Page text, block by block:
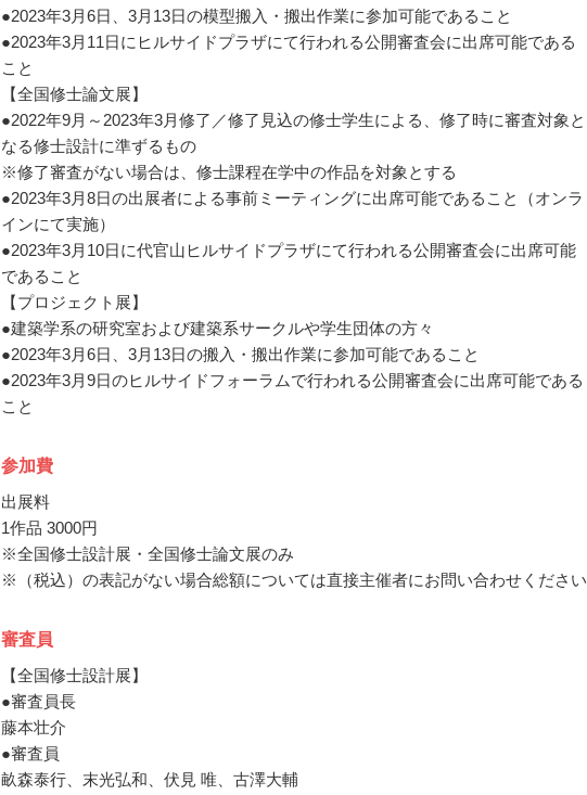
●2023年3月6日、3月13日の模型搬入・搬出作業に参加可能であること
●2023年3月11日にヒルサイドプラザにて行われる公開審査会に出席可能である
こと
【全国修士論文展】
●2022年9月～2023年3月修了／修了見込の修士学生による、修了時に審査対象と
なる修士設計に準ずるもの
※修了審査がない場合は、修士課程在学中の作品を対象とする
●2023年3月8日の出展者による事前ミーティングに出席可能であること（オンラ
インにて実施）
●2023年3月10日に代官山ヒルサイドプラザにて行われる公開審査会に出席可能
であること
【プロジェクト展】
●建築学系の研究室および建築系サークルや学生団体の方々
●2023年3月6日、3月13日の搬入・搬出作業に参加可能であること
●2023年3月9日のヒルサイドフォーラムで行われる公開審査会に出席可能である
こと
参加費
出展料
1作品 3000円
※全国修士設計展・全国修士論文展のみ
※（税込）の表記がない場合総額については直接主催者にお問い合わせください
審査員
【全国修士設計展】
●審査員長
藤本壮介
●審査員
畝森泰行、末光弘和、伏見 唯、古澤大輔